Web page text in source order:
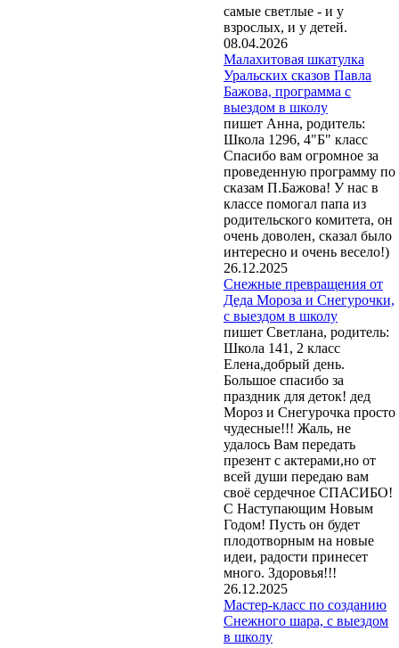
самые светлые - и у
взрослых, и у детей.
08.04.2026
Малахитовая шкатулка
Уральских сказов Павла
Бажова, программа с
выездом в школу
пишет Анна, родитель:
Школа 1296, 4"Б" класс
Спасибо вам огромное за
проведенную программу по
сказам П.Бажова! У нас в
классе помогал папа из
родительского комитета, он
очень доволен, сказал было
интересно и очень весело!)
26.12.2025
Снежные превращения от
Деда Мороза и Снегурочки,
с выездом в школу
пишет Светлана, родитель:
Школа 141, 2 класс
Елена,добрый день.
Большое спасибо за
праздник для деток! дед
Мороз и Снегурочка просто
чудесные!!! Жаль, не
удалось Вам передать
презент с актерами,но от
всей души передаю вам
своё сердечное СПАСИБО!
С Наступающим Новым
Годом! Пусть он будет
плодотворным на новые
идеи, радости принесет
много. Здоровья!!!
26.12.2025
Мастер-класс по созданию
Снежного шара, с выездом
в школу